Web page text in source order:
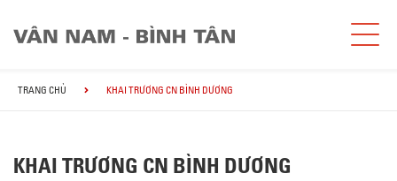
TRANG CHỦ KHAI TRƯƠNG CN BÌNH DƯƠNG
KHAI TRƯƠNG CN BÌNH DƯƠNG